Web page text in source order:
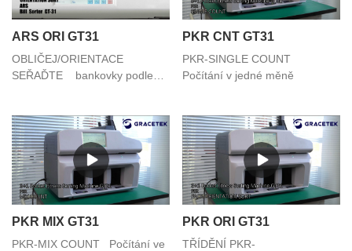
ARS ORI GT31
OBLIČEJ/ORIENTACE
SEŘAĎTE bankovky podle
PKR CNT GT31
PKR-SINGLE COUNT
Počítání v jedné měně
PKR MIX GT31
PKR-MIX COUNT Počítání ve
PKR ORI GT31
TŘÍDĚNÍ PKR-